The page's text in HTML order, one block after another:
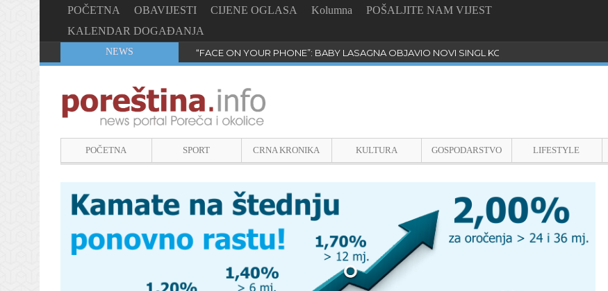
POČETNA OBAVIJESTI CIJENE OGLASA Kolumna
POŠALJITE NAM VIJEST
KALENDAR DOGAĐANJA
NEWS “FACE ON YOUR PHONE”: BABY LASAGNA OBJAVIO NOVI SINGL KOJI PROGOVARA O
POČETNA SPORT CRNA KRONIKA KULTURA GOSPODARSTVO LIFESTYLE